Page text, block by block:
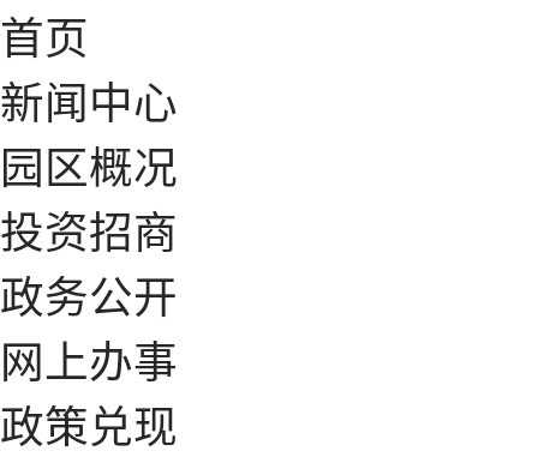
首页
新闻中心
园区概况
投资招商
政务公开
网上办事
政策兑现